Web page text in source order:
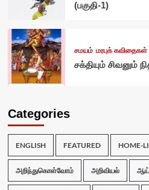
(பகுதி-1)
சமயம் மரபுக் கவிதைகள்
சக்தியும் சிவனும்
Categories
ENGLISH FEATURED HOME-
அறிந்துகொள்வோம் அறிவியல்